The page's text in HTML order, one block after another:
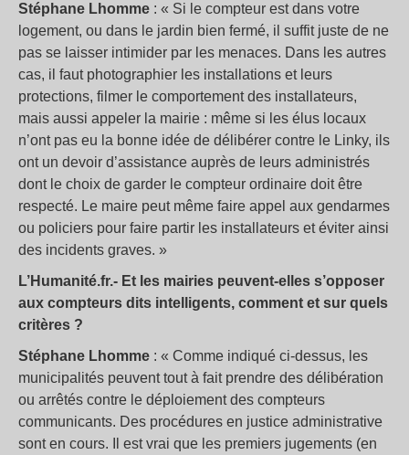
Stéphane Lhomme : « Si le compteur est dans votre
logement, ou dans le jardin bien fermé, il suffit juste de ne
pas se laisser intimider par les menaces. Dans les autres
cas, il faut photographier les installations et leurs
protections, filmer le comportement des installateurs,
mais aussi appeler la mairie : même si les élus locaux
n’ont pas eu la bonne idée de délibérer contre le Linky, ils
ont un devoir d’assistance auprès de leurs administrés
dont le choix de garder le compteur ordinaire doit être
respecté. Le maire peut même faire appel aux gendarmes
ou policiers pour faire partir les installateurs et éviter ainsi
des incidents graves. »
L’Humanité.fr.- Et les mairies peuvent-elles s’opposer
aux compteurs dits intelligents, comment et sur quels
critères ?
Stéphane Lhomme : « Comme indiqué ci-dessus, les
municipalités peuvent tout à fait prendre des délibération
ou arrêtés contre le déploiement des compteurs
communicants. Des procédures en justice administrative
sont en cours. Il est vrai que les premiers jugements (en